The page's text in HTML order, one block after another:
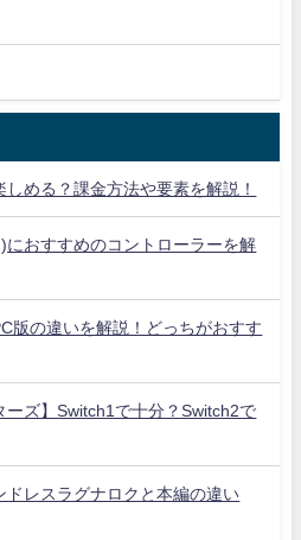
しめる？課金方法や要素を解説！
におすすめのコントローラーを解
版の違いを解説！どっちがおすす
ーズ】Switch1で十分？Switch2で
ドレスラグナロクと本編の違い